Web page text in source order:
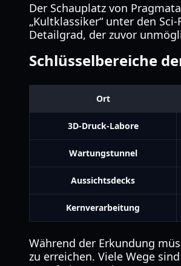
Der Schauplatz von
„Kultklassiker“ unter den
Detailgrad, der zuvor
Schlüsselbereiche
Ort
3D-Druck-Labore
Wartungstunnel
Aussichtsdecks
Kernverarbeitung
Während der Erkundung
zu erreichen. Viele Wege